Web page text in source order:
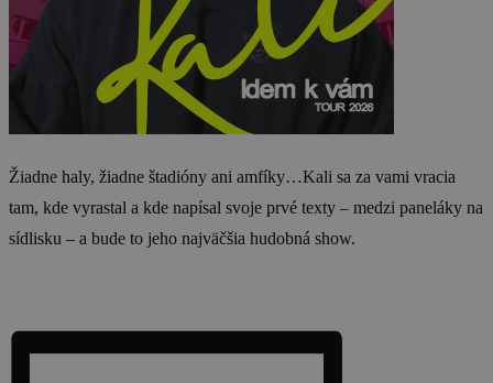
Žiadne haly, žiadne štadióny ani amfíky…Kali sa za vami vracia
tam, kde vyrastal a kde napísal svoje prvé texty – medzi paneláky na
sídlisku – a bude to jeho najväčšia hudobná show.